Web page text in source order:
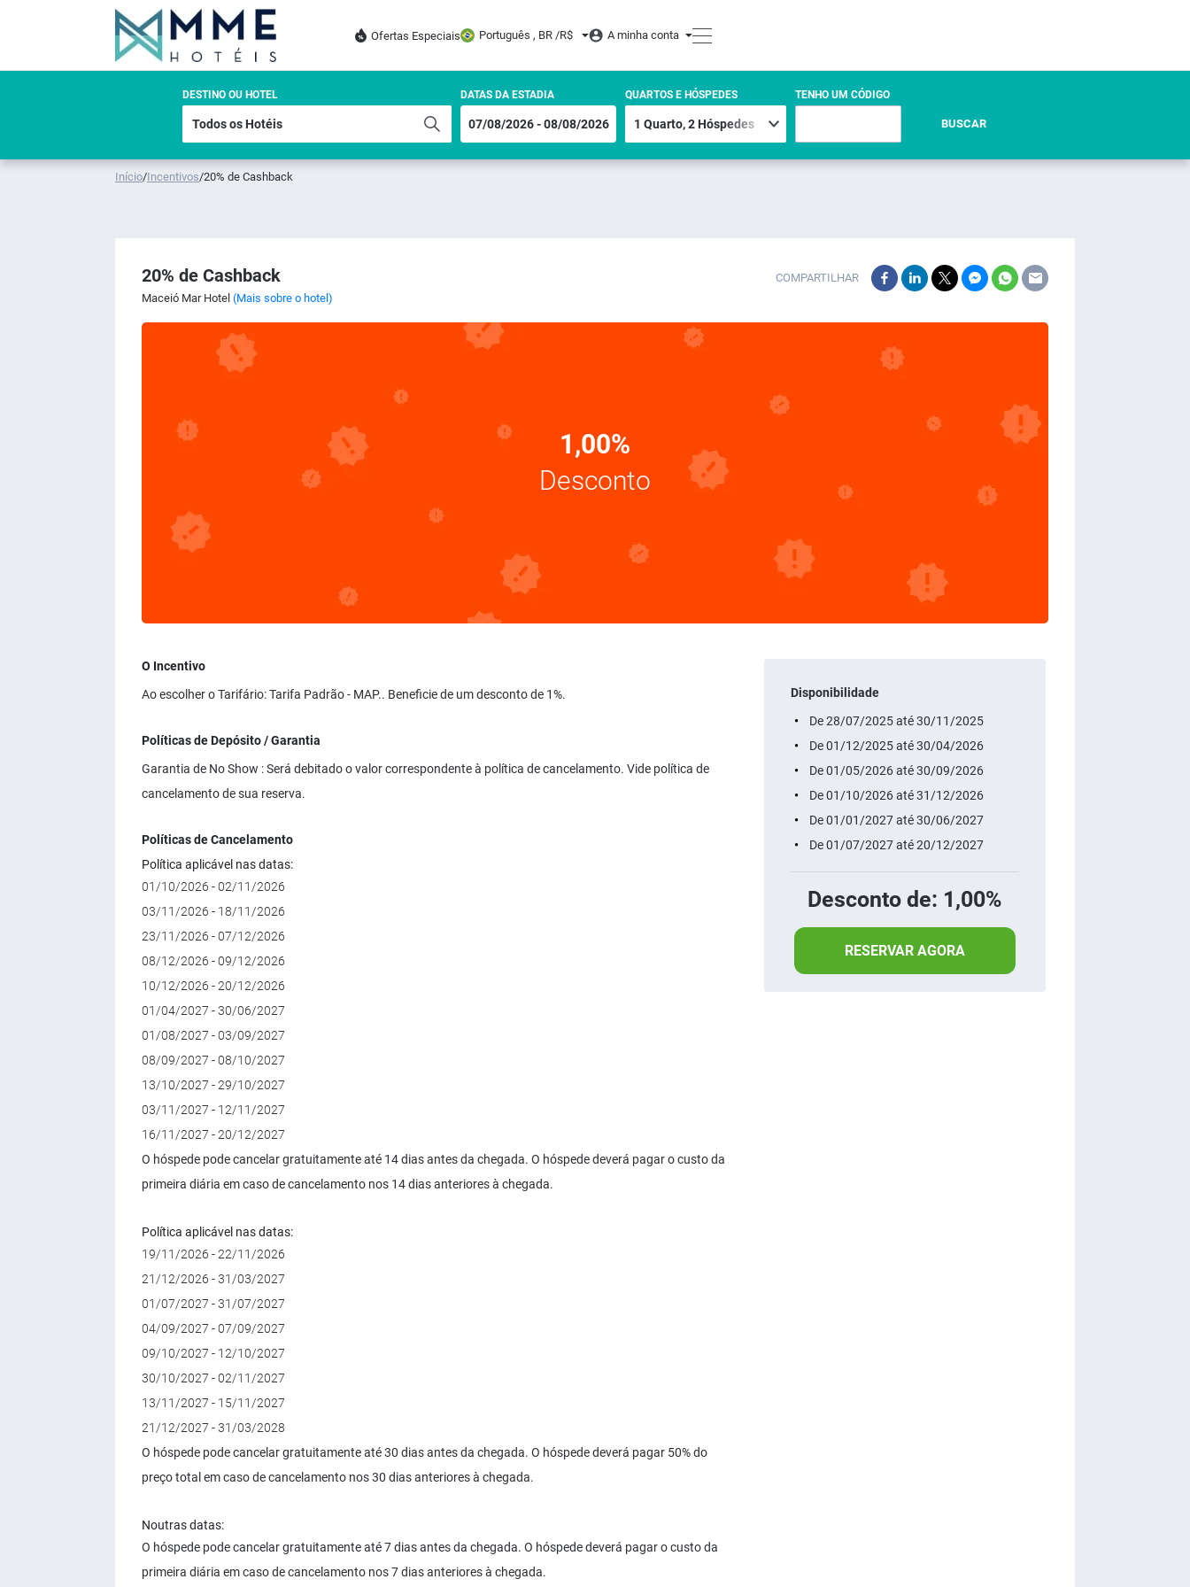
Ofertas Especiais Português , BR /R$ A minha conta
DESTINO OU HOTEL DATAS DA ESTADIA QUARTOS E HÓSPEDES TENHO UM CÓDIGO
BUSCAR
Início/Incentivos/20% de Cashback
20% de Cashback
Maceió Mar Hotel (Mais sobre o hotel)
COMPARTILHAR
1,00%
Desconto
O Incentivo
Ao escolher o Tarifário: Tarifa Padrão - MAP.. Beneficie de um desconto de 1%.
Políticas de Depósito / Garantia
Garantia de No Show : Será debitado o valor correspondente à política de cancelamento. Vide política de
cancelamento de sua reserva.
Políticas de Cancelamento
Política aplicável nas datas:
01/10/2026 - 02/11/2026
03/11/2026 - 18/11/2026
23/11/2026 - 07/12/2026
08/12/2026 - 09/12/2026
10/12/2026 - 20/12/2026
01/04/2027 - 30/06/2027
01/08/2027 - 03/09/2027
08/09/2027 - 08/10/2027
13/10/2027 - 29/10/2027
03/11/2027 - 12/11/2027
16/11/2027 - 20/12/2027
O hóspede pode cancelar gratuitamente até 14 dias antes da chegada. O hóspede deverá pagar o custo da
primeira diária em caso de cancelamento nos 14 dias anteriores à chegada.
Política aplicável nas datas:
19/11/2026 - 22/11/2026
21/12/2026 - 31/03/2027
01/07/2027 - 31/07/2027
04/09/2027 - 07/09/2027
09/10/2027 - 12/10/2027
30/10/2027 - 02/11/2027
13/11/2027 - 15/11/2027
21/12/2027 - 31/03/2028
O hóspede pode cancelar gratuitamente até 30 dias antes da chegada. O hóspede deverá pagar 50% do
preço total em caso de cancelamento nos 30 dias anteriores à chegada.
Noutras datas:
O hóspede pode cancelar gratuitamente até 7 dias antes da chegada. O hóspede deverá pagar o custo da
primeira diária em caso de cancelamento nos 7 dias anteriores à chegada.
Disponibilidade
De 28/07/2025 até 30/11/2025
De 01/12/2025 até 30/04/2026
De 01/05/2026 até 30/09/2026
De 01/10/2026 até 31/12/2026
De 01/01/2027 até 30/06/2027
De 01/07/2027 até 20/12/2027
Desconto de: 1,00%
RESERVAR AGORA